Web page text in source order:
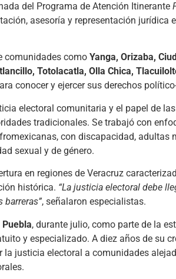
del Programa de Atención Itinerante
asesoría y representación jurídica
comunidades como Yanga, Orizaba,
Totolacatla, Olla Chica,
conocer y ejercer sus derechos
electoral comunitaria y el papel de
tradicionales. Se trabajó con
con discapacidad, adultas
sexual y de género.
en regiones de Veracruz
histórica. “La justicia electoral debe
barreras”, señalaron especialistas.
, durante julio, como parte de la
y especializado. A diez años de su
justicia electoral a comunidades